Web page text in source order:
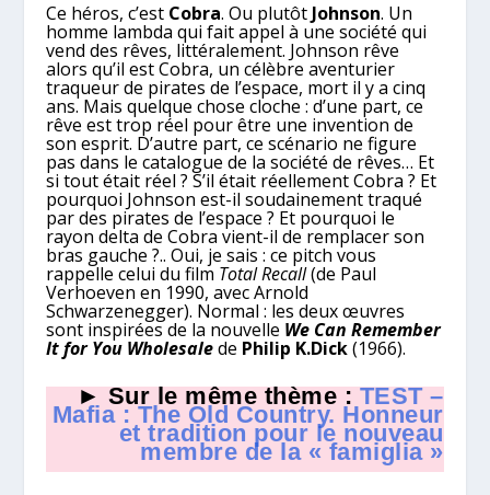
Ce héros, c’est Cobra. Ou plutôt Johnson. Un
homme lambda qui fait appel à une société qui
vend des rêves, littéralement. Johnson rêve
alors qu’il est Cobra, un célèbre aventurier
traqueur de pirates de l’espace, mort il y a cinq
ans. Mais quelque chose cloche : d’une part, ce
rêve est trop réel pour être une invention de
son esprit. D’autre part, ce scénario ne figure
pas dans le catalogue de la société de rêves… Et
si tout était réel ? S’il était réellement Cobra ? Et
pourquoi Johnson est-il soudainement traqué
par des pirates de l’espace ? Et pourquoi le
rayon delta de Cobra vient-il de remplacer son
bras gauche ?.. Oui, je sais : ce pitch vous
rappelle celui du film Total Recall(de Paul
Verhoeven en 1990, avec Arnold
Schwarzenegger). Normal : les deux œuvres
sont inspirées de la nouvelle We Can Remember
It for You Wholesalede Philip K.Dick(1966).
► Sur le même thème :TEST –
Mafia : The Old Country. Honneur
et tradition pour le nouveau
membre de la « famiglia »